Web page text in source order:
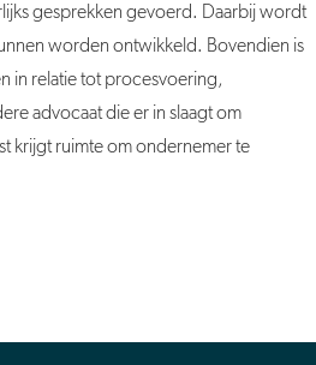
gesprekken gevoerd. Daarbij wordt
worden ontwikkeld. Bovendien is
in relatie tot procesvoering,
advocaat die er in slaagt om
krijgt ruimte om ondernemer te